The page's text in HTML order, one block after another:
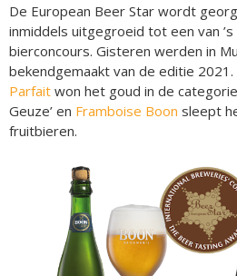
De European Beer Star wordt
inmiddels uitgegroeid tot een van
bierconcours. Gisteren werden in
bekendgemaakt van de editie 2021.
Parfait won het goud in de
Geuze’ en Framboise Boon sleept
fruitbieren.